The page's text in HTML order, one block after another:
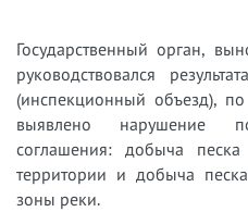
Государственный орган,
руководствовался
(инспекционный объезд),
выявлено нарушение
соглашения: добыча
территории и добыча
зоны реки.